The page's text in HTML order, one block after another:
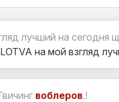
лучший на сегодня
на мой взгляд
воблеров.!